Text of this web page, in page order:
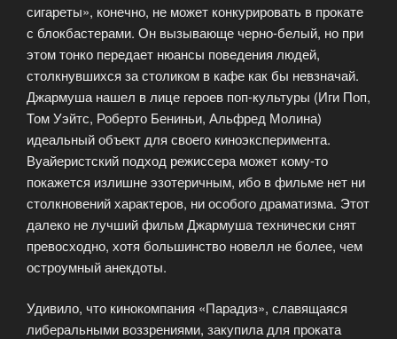
сигареты», конечно, не может конкурировать в прокате
с блокбастерами. Он вызывающе черно-белый, но при
этом тонко передает нюансы поведения людей,
столкнувшихся за столиком в кафе как бы невзначай.
Джармуша нашел в лице героев поп-культуры (Иги Поп,
Том Уэйтс, Роберто Бениньи, Альфред Молина)
идеальный объект для своего киноэксперимента.
Вуайеристский подход режиссера может кому-то
покажется излишне эзотеричным, ибо в фильме нет ни
столкновений характеров, ни особого драматизма. Этот
далеко не лучший фильм Джармуша технически снят
превосходно, хотя большинство новелл не более, чем
остроумный анекдоты.
Удивило, что кинокомпания «Парадиз», славящаяся
либеральными воззрениями, закупила для проката